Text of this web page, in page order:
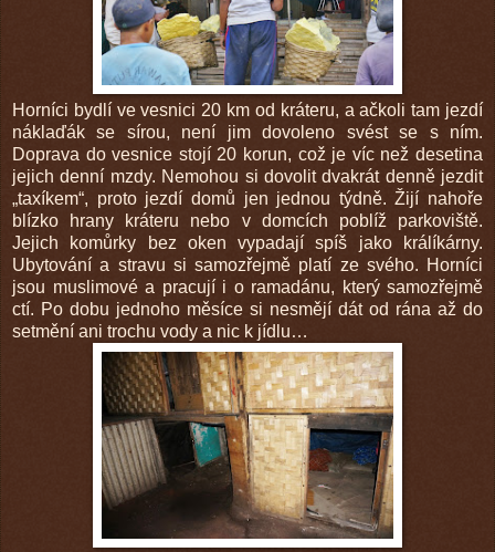
Horníci bydlí ve vesnici 20 km od kráteru, a ačkoli tam jezdí
náklaďák se sírou, není jim dovoleno svést se s ním.
Doprava do vesnice stojí 20 korun, což je víc než desetina
jejich denní mzdy. Nemohou si dovolit dvakrát denně jezdit
„taxíkem“, proto jezdí domů jen jednou týdně. Žijí nahoře
blízko hrany kráteru nebo v domcích poblíž parkoviště.
Jejich komůrky bez oken vypadají spíš jako králíkárny.
Ubytování a stravu si samozřejmě platí ze svého. Horníci
jsou muslimové a pracují i o ramadánu, který samozřejmě
ctí. Po dobu jednoho měsíce si nesmějí dát od rána až do
setmění ani trochu vody a nic k jídlu…